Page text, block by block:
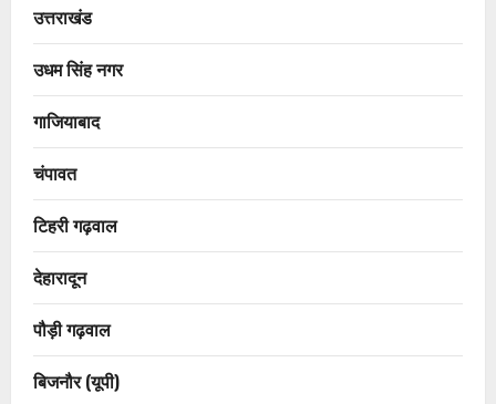
उत्तराखंड
उधम सिंह नगर
गाजियाबाद
चंपावत
टिहरी गढ़वाल
देहारादून
पौड़ी गढ़वाल
बिजनौर (यूपी)